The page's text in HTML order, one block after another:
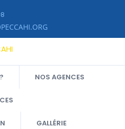
NOS AGENCES
GALLÉRIE